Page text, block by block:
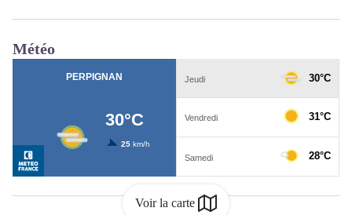
Voir la carte
Météo